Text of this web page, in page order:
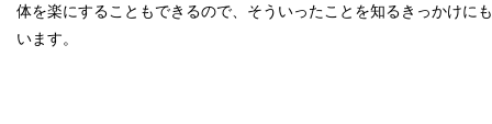
体を楽にすることもできるので、そういったことを知るきっかけに
います。